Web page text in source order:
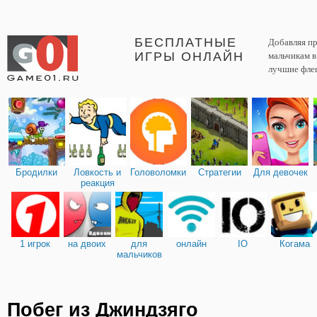
БЕСПЛАТНЫЕ
ИГРЫ ОНЛАЙН
Добавляя
мальчикам
лучшие
Бродилки
Ловкость и
реакция
Головоломки Стратегии Для девочек
1 игрок на двоих
для
мальчиков
онлайн IO Когама
Побег из Джиндзяго